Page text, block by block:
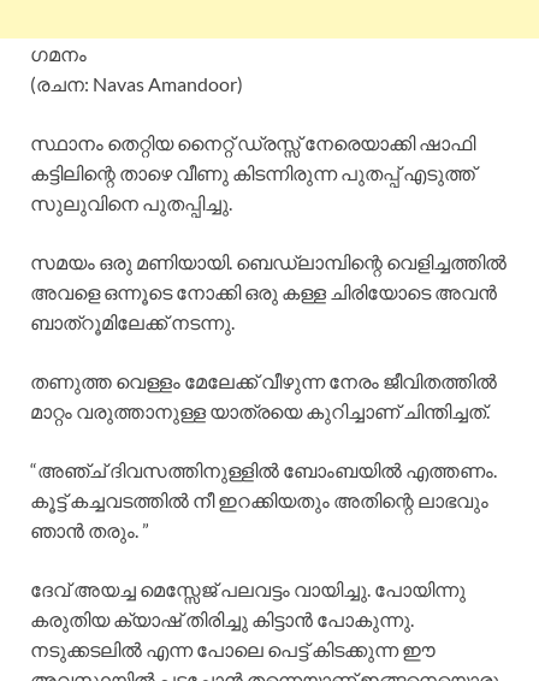
ഗമനം
(രചന: Navas Amandoor)
സ്ഥാനം തെറ്റിയ നൈറ്റ് ഡ്രസ്സ് നേരെയാക്കി ഷാഫി
കട്ടിലിന്റെ താഴെ വീണു കിടന്നിരുന്ന പുതപ്പ് എടുത്ത്
സുലുവിനെ പുതപ്പിച്ചു.
സമയം ഒരു മണിയായി. ബെഡ്ലാമ്പിന്റെ വെളിച്ചത്തിൽ
അവളെ ഒന്നൂടെ നോക്കി ഒരു കള്ള ചിരിയോടെ അവൻ
ബാത്‌റൂമിലേക്ക് നടന്നു.
തണുത്ത വെള്ളം മേലേക്ക് വീഴുന്ന നേരം ജീവിതത്തിൽ
മാറ്റം വരുത്താനുള്ള യാത്രയെ കുറിച്ചാണ് ചിന്തിച്ചത്.
“അഞ്ച് ദിവസത്തിനുള്ളിൽ ബോംബയിൽ എത്തണം.
കൂട്ട് കച്ചവടത്തിൽ നീ ഇറക്കിയതും അതിന്റെ ലാഭവും
ഞാൻ തരും. ”
ദേവ് അയച്ച മെസ്സേജ് പലവട്ടം വായിച്ചു. പോയിന്നു
കരുതിയ ക്യാഷ് തിരിച്ചു കിട്ടാൻ പോകുന്നു.
നടുക്കടലിൽ എന്ന പോലെ പെട്ട് കിടക്കുന്ന ഈ